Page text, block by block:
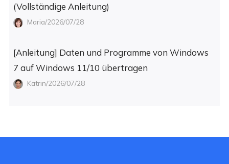
(Vollständige Anleitung)
Maria/2026/07/28
[Anleitung] Daten und Programme von Windows
7 auf Windows 11/10 übertragen
Katrin/2026/07/28